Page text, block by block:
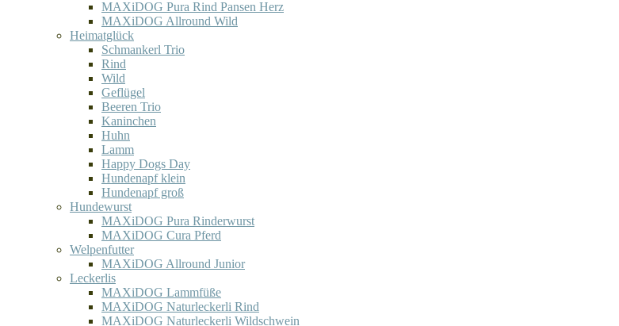
MAXiDOG Pura Rind Pansen Herz
MAXiDOG Allround Wild
Heimatglück
Schmankerl Trio
Rind
Wild
Geflügel
Beeren Trio
Kaninchen
Huhn
Lamm
Happy Dogs Day
Hundenapf klein
Hundenapf groß
Hundewurst
MAXiDOG Pura Rinderwurst
MAXiDOG Cura Pferd
Welpenfutter
MAXiDOG Allround Junior
Leckerlis
MAXiDOG Lammfüße
MAXiDOG Naturleckerli Rind
MAXiDOG Naturleckerli Wildschwein